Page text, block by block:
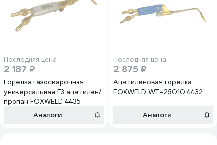
Последняя цена
2 187 ₽
Горелка газосварочная
универсальная Г3 ацетилен/
пропан FOXWELD 4435
Аналоги
Последняя цена
2 875 ₽
Ацетиленовая горелка
FOXWELD WT-25010 4432
Аналоги